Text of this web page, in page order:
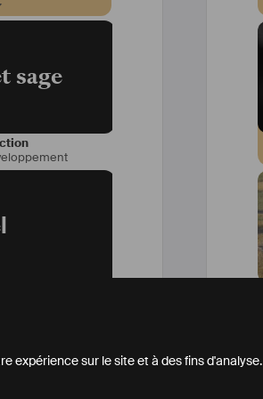
expérience sur le site et à des fins d'analyse.
sage